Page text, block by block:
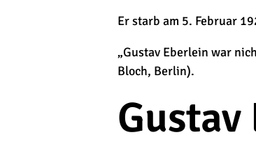
Er starb am 5. Februar
„Gustav Eberlein war
Bloch, Berlin).